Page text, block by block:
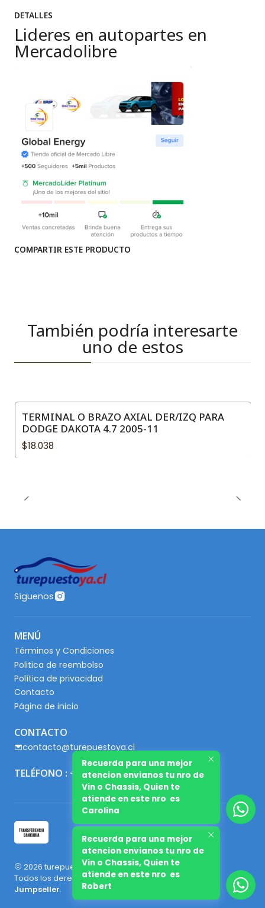
DETALLES
Lideres en autopartes en
Mercadolibre
COMPARTIR ESTE PRODUCTO
También podría interesarte
uno de estos
TERMINAL O BRAZO AXIAL DER/IZQ PARA
DODGE DAKOTA 4.7 2005-11
$18.038
Síguenos
MENÚ
Términos y Condiciones
Politica de reembolso
Política de privacidad
Contacto
Página de inicio
CONTACTO
contacto@turepuestoya.cl
TELÉFONO : +56 9 65667345
2026 turepuestoya.cl.
Todos los derechos reservados.Desarrollado por
Jumpseller.
Recuerda para una mejor
atencion envianos tu nro de
Vin o Chassis, Quien te
atiende en este nro es
Robert
Recuerda para una mejor
atencion envianos tu nro de
Vin o Chassis, Quien te
atiende en este nro es
Carolina